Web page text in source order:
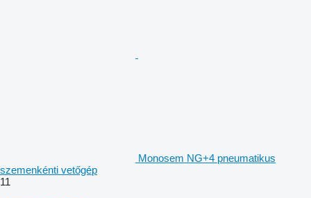
Monosem NG+4 pneumatikus
szemenkénti vetőgép
11